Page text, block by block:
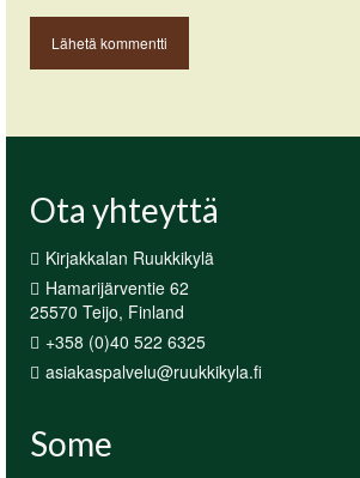
Ota yhteyttä
Kirjakkalan Ruukkikylä
Hamarijärventie 62
25570 Teijo, Finland
+358 (0)40 522 6325
asiakaspalvelu@ruukkikyla.fi
Some